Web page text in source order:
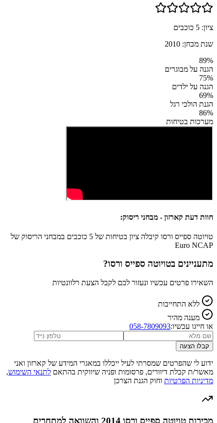
ציון: 5 כוכבים
שנת מבחן: 2010
89%
הגנה על מבוגרים
75%
הגנה על ילדים
69%
הגנת הולכי רגל
86%
מערכות בטיחות
חוות דעת קארזון - מבחני ריסוק:
טויוטה ספייס ורסו קיבלה ציון בטיחות של 5 כוכבים במבחני הריסוק של
Euro NCAP
מתעניינים בטויוטה ספייס ורסו?
השאירו פרטים עכשיו ונעזור לכם לקבל הצעת רלוונטיות
ללא התחייבות
מענה מהיר
או חייגו עכשיו:058-7809093
קבלו הצעה
ידוע לי שהפרטים שמסרתי לעיל ייכללו במאגרי המידע של קארזון ואני
מאשר/ת קבלת דיוורים, פרסומות ופניה שיווקית בהתאם לתנאי השימוש,
מדיניות הפרטיות וחוק הגנת הצרכן
מכירות טויוטה ספייס ורסו 2014 והשוואה למתחרים